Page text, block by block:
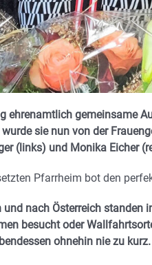
ehrenamtlich gemeinsame
sie nun von der
(links) und Monika Eicher
Pfarrheim bot den
nach Österreich
besucht oder
ohnehin nie zu